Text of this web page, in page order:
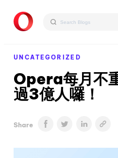
UNCATEGORIZED
Opera每月不
過3億人囉！
Share